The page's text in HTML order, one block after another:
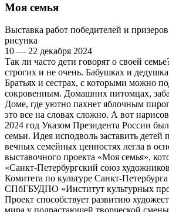
Моя семья
Выставка работ победителей и
рисунка
10 — 22 декабря 2024
Так ли часто дети говорят о своей
строгих и не очень. Бабушках и
Братьях и сестрах, с которыми можно
сокровенным. Домашних питомцах,
Доме, где уютно пахнет яблочным
это все на словах сложно. А вот
2024 год Указом Президента России
семьи. Идея исподволь заставить детей
вечных семейных ценностях легла в
выставочного проекта «Моя семья»,
«Санкт-Петербургский союз
Комитета по культуре Санкт-
СПбГБУДПО «Институт культурных
Проект способствует развитию